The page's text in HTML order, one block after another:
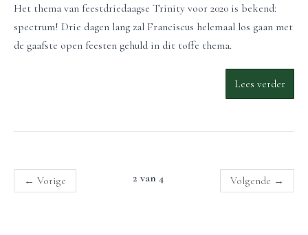
Het thema van feestdriedaagse Trinity voor 2020 is bekend:
spectrum! Drie dagen lang zal Franciscus helemaal los gaan met
de gaafste open feesten gehuld in dit toffe thema.
Lees verder
← Vorige 2 van 4 Volgende →